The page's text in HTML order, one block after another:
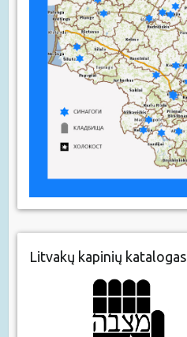
Litvakų kapinių katalogas